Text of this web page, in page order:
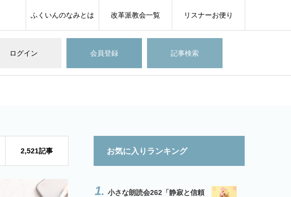
ログイン 会員登録 記事検索
ふくいんのなみとは 改革派教会一覧 リスナーお便り
2,521記事 お気に入りランキング
小さな朗読会262「静寂と信頼